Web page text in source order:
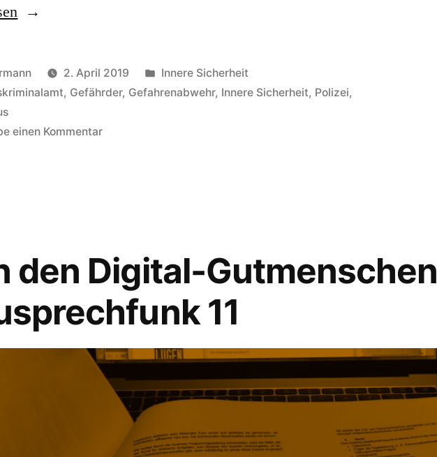
2. April 2019
Veröffentlicht
in
Innere Sicherheit
, Gefährder, Gefahrenabwehr, Innere Sicherheit, Polizei,
einen Kommentarzu
den Digital-
11